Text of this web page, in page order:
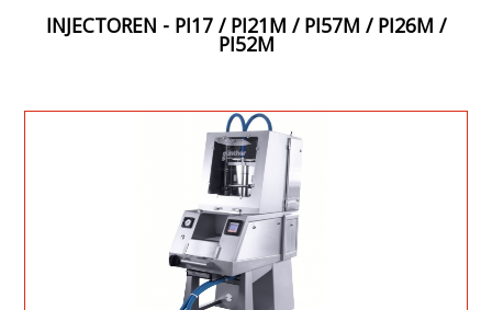
INJECTOREN - PI17 / PI21M / PI57M / PI26M /
PI52M